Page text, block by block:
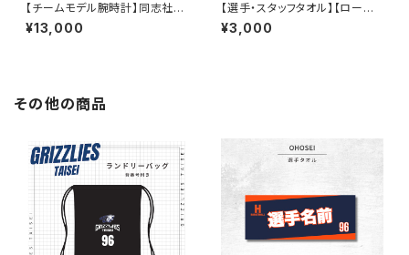
【チームモデル腕時計】同志社大
学男子バスケ部
¥13,000
【選手・スタッフタオル】【ローマ
字】同志社大学バスケ部
¥3,000
その他の商品